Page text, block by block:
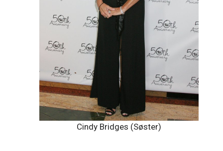
Cindy Bridges (Søster)
Jeffery Bridges (Sønn)